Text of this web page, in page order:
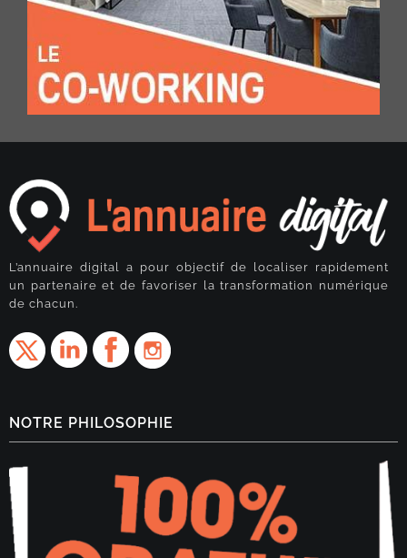
L’annuaire digital a pour objectif de localiser rapidement
un partenaire et de favoriser la transformation numérique
de chacun.
NOTRE PHILOSOPHIE